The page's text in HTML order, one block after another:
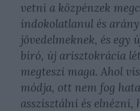
vetni a közpénzek
indokolatlanul és
jövedelmeknek, és egy
bíró, új arisztokrácia
megteszi maga. Ahol
módja, ott nem fog
asszisztálni és